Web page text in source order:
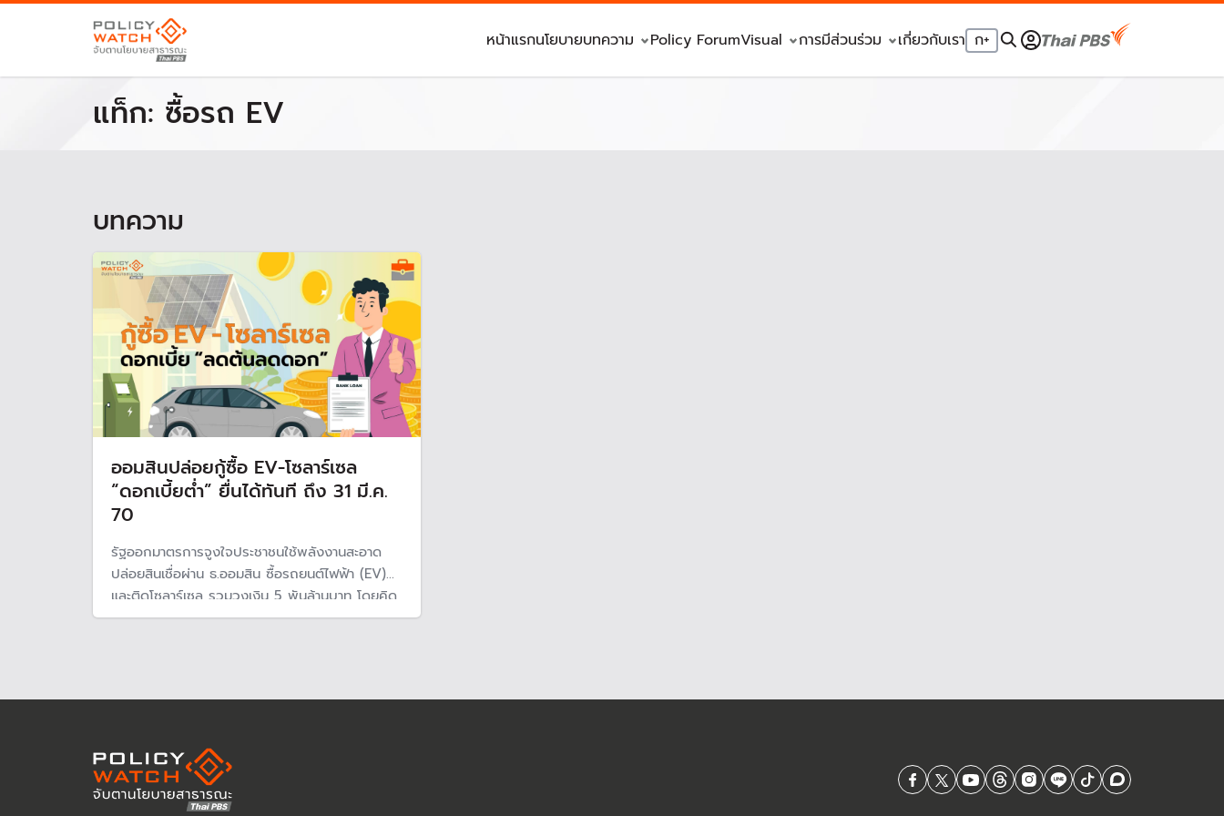
หน้าแรกนโยบายบทความ Policy ForumVisual การมีส่วนร่วม เกี่ยวกับเรา ก+
แท็ก: ซื้อรถ EV
บทความ
ออมสินปล่อยกู้ซื้อ EV-โซลาร์เซล
“ดอกเบี้ยต่ำ” ยื่นได้ทันที ถึง 31 มี.ค.
70
รัฐออกมาตรการจูงใจประชาชนใช้พลังงานสะอาด
ปล่อยสินเชื่อผ่าน ธ.ออมสิน ซื้อรถยนต์ไฟฟ้า (EV)
และติดโซลาร์เซล รวมวงเงิน 5 พันล้านบาท โดยคิด
ดอกเบี้ยต่ำพิเศษแบบลดต้นลดดอก ยื่นขอได้ตั้งแต่